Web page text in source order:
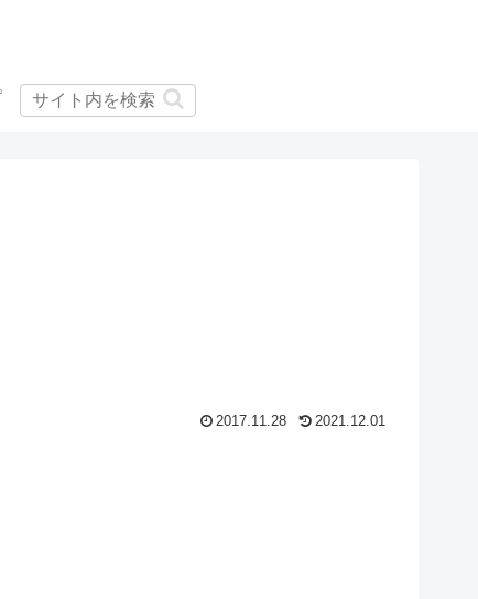
2017.11.28 2021.12.01